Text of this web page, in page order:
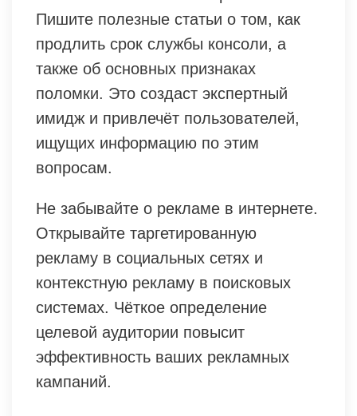
Пишите полезные статьи о том, как
продлить срок службы консоли, а
также об основных признаках
поломки. Это создаст экспертный
имидж и привлечёт пользователей,
ищущих информацию по этим
вопросам.
Не забывайте о рекламе в интернете.
Открывайте таргетированную
рекламу в социальных сетях и
контекстную рекламу в поисковых
системах. Чёткое определение
целевой аудитории повысит
эффективность ваших рекламных
кампаний.